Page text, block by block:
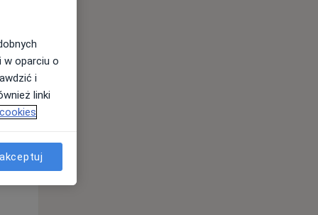
Wt,
11 Sie
w oparciu o
i
linki